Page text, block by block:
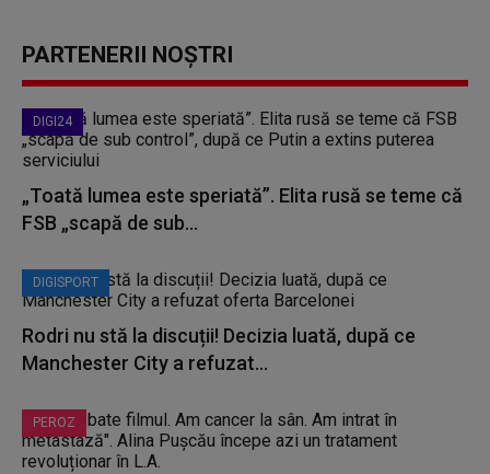
PARTENERII NOȘTRI
DIGI24
„Toată lumea este speriată”. Elita rusă se teme că
FSB „scapă de sub...
DIGISPORT
Rodri nu stă la discuții! Decizia luată, după ce
Manchester City a refuzat...
PEROZ